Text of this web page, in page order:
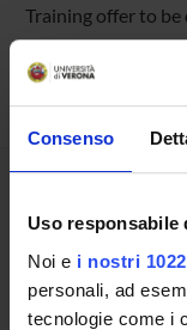
Consenso
Uso responsabile
Noi e i nostri
personali, ad
tecnologie come i
Training offer to be
FURTHER
Enrolment
Courses
Academic
Lesson timetable